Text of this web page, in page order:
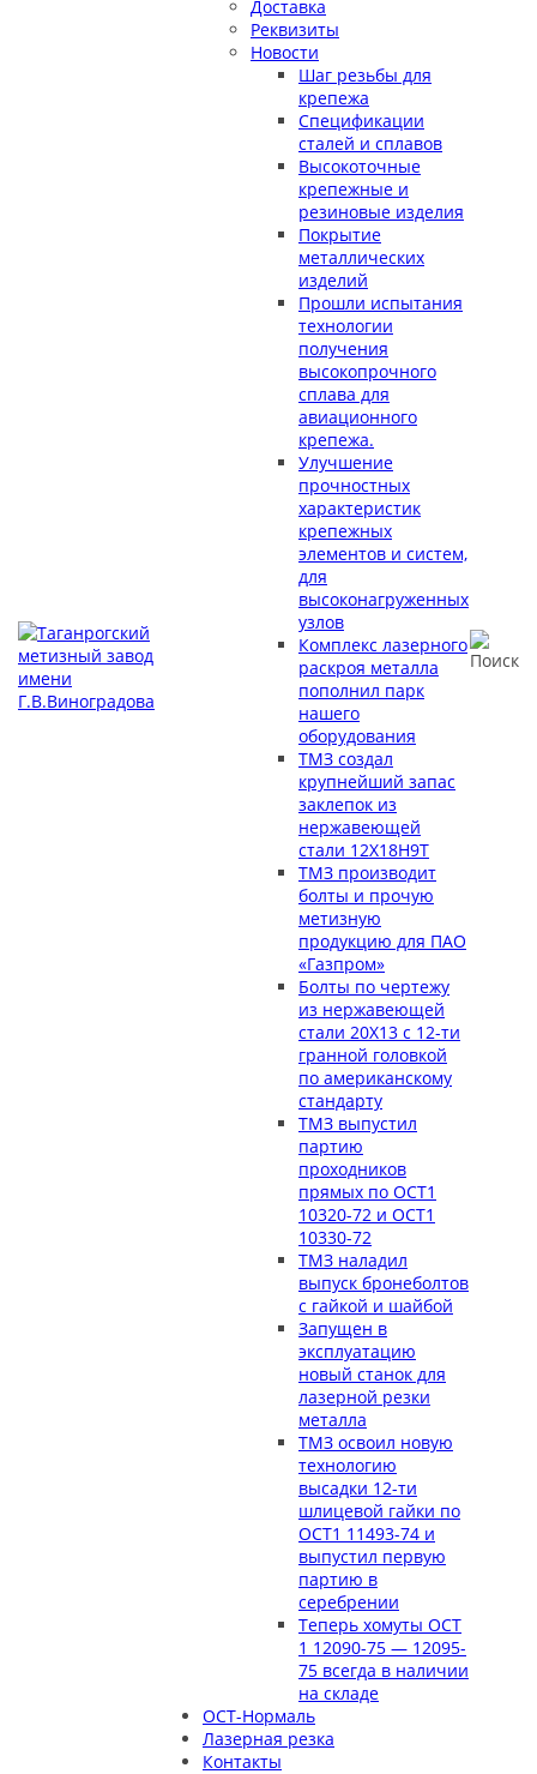
Доставка
Реквизиты
Новости
Шаг резьбы для
крепежа
Спецификации
сталей и сплавов
Высокоточные
крепежные и
резиновые изделия
Покрытие
металлических
изделий
Прошли испытания
технологии
получения
высокопрочного
сплава для
авиационного
крепежа.
Улучшение
прочностных
характеристик
крепежных
элементов и систем,
для
высоконагруженных
узлов
Комплекс лазерного
раскроя металла
пополнил парк
нашего
оборудования
ТМЗ создал
крупнейший запас
заклепок из
нержавеющей
стали 12Х18Н9Т
ТМЗ производит
болты и прочую
метизную
продукцию для ПАО
«Газпром»
Болты по чертежу
из нержавеющей
стали 20Х13 с 12-ти
гранной головкой
по американскому
стандарту
ТМЗ выпустил
партию
проходников
прямых по ОСТ1
10320-72 и ОСТ1
10330-72
ТМЗ наладил
выпуск бронеболтов
с гайкой и шайбой
Запущен в
эксплуатацию
новый станок для
лазерной резки
металла
ТМЗ освоил новую
технологию
высадки 12-ти
шлицевой гайки по
ОСТ1 11493-74 и
выпустил первую
партию в
серебрении
Теперь хомуты ОСТ
1 12090-75 — 12095-
75 всегда в наличии
на складе
ОСТ-Нормаль
Лазерная резка
Контакты